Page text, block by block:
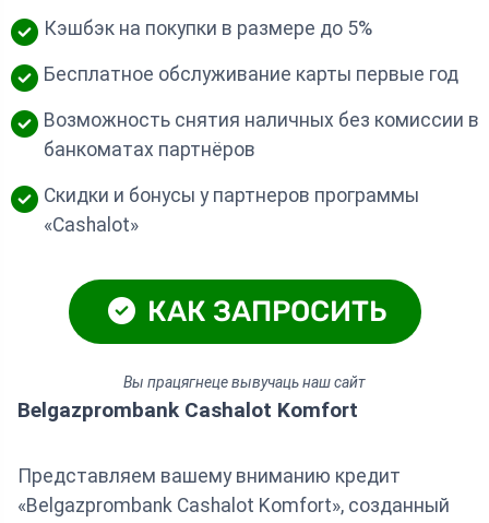
Кэшбэк на покупки в размере до 5%
Бесплатное обслуживание карты первые год
Возможность снятия наличных без комиссии в
банкоматах партнёров
Скидки и бонусы у партнеров программы
«Cashalot»
КАК ЗАПРОСИТЬ
Вы працягнеце вывучаць наш сайт
Belgazprombank Cashalot Komfort
Представляем вашему вниманию кредит
«Belgazprombank Cashalot Komfort», созданный